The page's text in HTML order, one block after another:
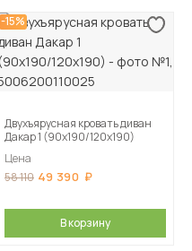
-15%
Двухъярусная кровать диван
Дакар 1 (90х190/120х190)
Цена
58 110 49 390
В корзину